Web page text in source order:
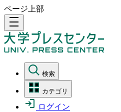
ページ上部
density_medium
検索
カテゴリ
ログイン